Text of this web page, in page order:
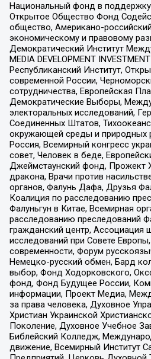
Национальный фонд в поддержку
Открытое Общество Фонд
общество, Американо-
экономическому и правовому
Демократический Институт
MEDIA DEVELOPMENT
Республиканский Институт,
современной России,
сотрудничества, Европейская
Демократические Выборы,
электоральных исследований,
Соединенных Штатов,
окружающей среды и природных
Россия, Всемирный конгресс
совет, Человек в беде,
Джеймстаунский фонд, Прожект
дракона, Врачи против
органов, Фалунь Дафа, Друзья
Коалиция по расследованию
Фалуньгун в Китае, Всемирная
расследованию преследований
гражданский центр, Ассоциация
исследований при Совете
современности, Форум
Немецко-русский обмен, Бард
выбор, Фонд Ходорковского,
фонд, Фонд Будущее России,
информации, Проект Медиа,
за права человека, Духовное
Христиан Украинской
Поколение, Духовное Учебное
Библейский Колледж,
движение, Всемирный Институт